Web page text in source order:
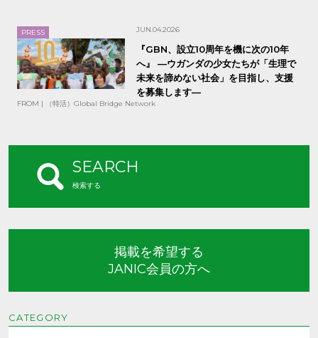
PRESS JUN.04.2026
『GBN、設立10周年を機に次の10年
へ』 —ウガンダの少女たちが「生理で
未来を諦めない社会」を目指し、支援
を募集します—
FROM | （特活）Global Bridge Network
SEARCH
検索する
掲載を希望する
JANIC会員の方へ
CATEGORY